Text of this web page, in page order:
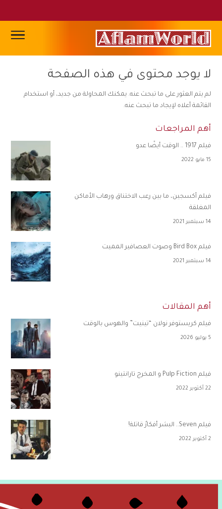
لا يوجد محتوى في هذه الصفحة
لم يتم العثور على ما تبحث عنه. يمكنك المحاولة من جديد، أو استخدام
القائمة أعلاه لإيجاد ما تبحث عنه.
أهم المراجعات
فيلم 1917 .. الوقت أيضًا عدو
15 مايو 2022
فيلم أكسجين، ما بين رعب الاختناق ورهاب الأماكن
المغلقة
14 سبتمبر 2021
فيلم Bird Box وصوت العصافير المميت
14 سبتمبر 2021
أهم المقالات
فيلم كريستوفر نولان “تينيت” والهوس بالوقت
5 يوليو 2026
فيلم Pulp Fiction و المخرج تارانتينو
22 أكتوبر 2022
فيلم Seven.. البشر أفكارٌ قاتلة!
2 أكتوبر 2022